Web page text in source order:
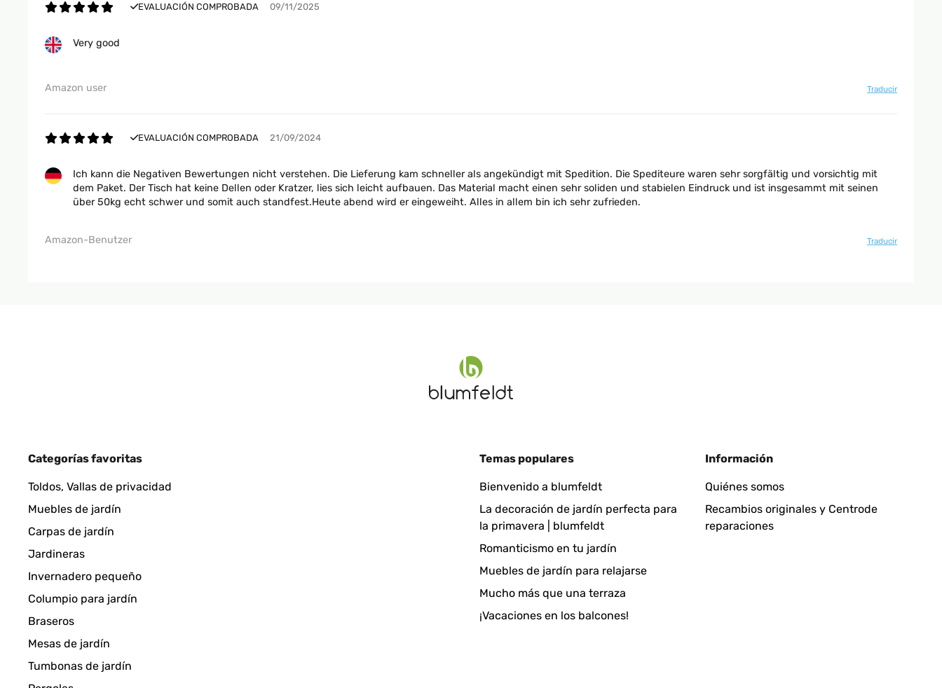
EVALUACIÓN COMPROBADA 09/11/2025
Very good
Amazon user Traducir
EVALUACIÓN COMPROBADA 21/09/2024
Ich kann die Negativen Bewertungen nicht verstehen. Die Lieferung kam schneller als angekündigt mit Spedition. Die Spediteure waren sehr sorgfältig und vorsichtig mit
dem Paket. Der Tisch hat keine Dellen oder Kratzer, lies sich leicht aufbauen. Das Material macht einen sehr soliden und stabielen Eindruck und ist insgesammt mit seinen
über 50kg echt schwer und somit auch standfest.Heute abend wird er eingeweiht. Alles in allem bin ich sehr zufrieden.
Amazon-Benutzer Traducir
Categorías favoritas
Toldos, Vallas de privacidad
Muebles de jardín
Carpas de jardín
Jardineras
Invernadero pequeño
Columpio para jardín
Braseros
Mesas de jardín
Tumbonas de jardín
Temas populares
Bienvenido a blumfeldt
La decoración de jardín perfecta para
la primavera | blumfeldt
Romanticismo en tu jardín
Muebles de jardín para relajarse
Mucho más que una terraza
¡Vacaciones en los balcones!
Información
Quiénes somos
Recambios originales y Centrode
reparaciones